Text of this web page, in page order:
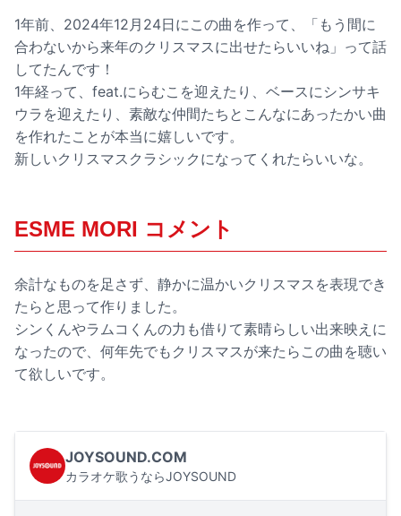
1年前、2024年12月24日にこの曲を作って、「もう間に
合わないから来年のクリスマスに出せたらいいね」って話
してたんです！
1年経って、feat.にらむこを迎えたり、ベースにシンサキ
ウラを迎えたり、素敵な仲間たちとこんなにあったかい曲
を作れたことが本当に嬉しいです。
新しいクリスマスクラシックになってくれたらいいな。
ESME MORI コメント
余計なものを足さず、静かに温かいクリスマスを表現でき
たらと思って作りました。
シンくんやラムコくんの力も借りて素晴らしい出来映えに
なったので、何年先でもクリスマスが来たらこの曲を聴い
て欲しいです。
JOYSOUND.COM
カラオケ歌うならJOYSOUND